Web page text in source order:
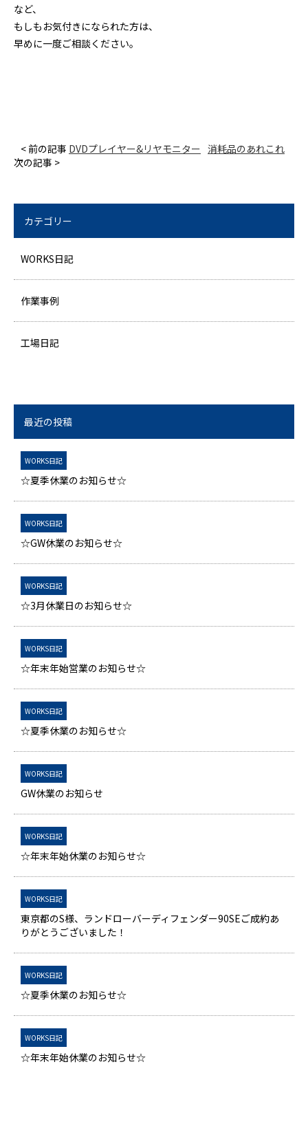
など、
もしもお気付きになられた方は、
早めに一度ご相談ください。
< 前の記事 DVDプレイヤー&リヤモニター 消耗品のあれこれ
次の記事 >
カテゴリー
WORKS日記
作業事例
工場日記
最近の投稿
WORKS日記
☆夏季休業のお知らせ☆
WORKS日記
☆GW休業のお知らせ☆
WORKS日記
☆3月休業日のお知らせ☆
WORKS日記
☆年末年始営業のお知らせ☆
WORKS日記
☆夏季休業のお知らせ☆
WORKS日記
GW休業のお知らせ
WORKS日記
☆年末年始休業のお知らせ☆
WORKS日記
東京都のS様、ランドローバーディフェンダー90SEご成約あ
りがとうございました！
WORKS日記
☆夏季休業のお知らせ☆
WORKS日記
☆年末年始休業のお知らせ☆